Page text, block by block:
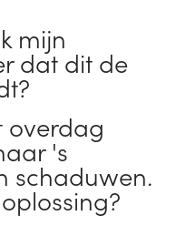
mijn
dat dit de
overdag
's
schaduwen.